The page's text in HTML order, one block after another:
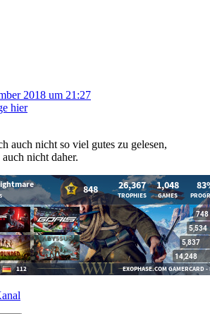
2018 um 21:27
hier
auch nicht so viel gutes zu gelesen,
nicht daher.